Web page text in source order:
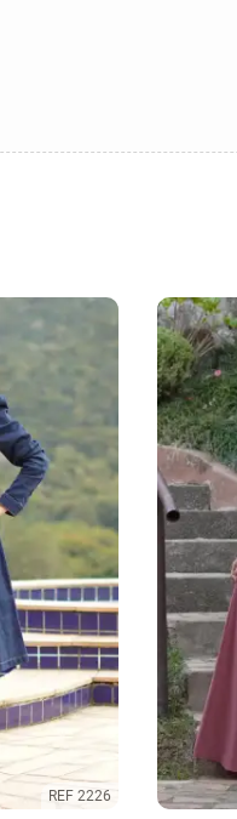
REF 2226